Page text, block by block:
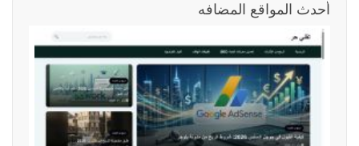
أحدث المواقع المضافه